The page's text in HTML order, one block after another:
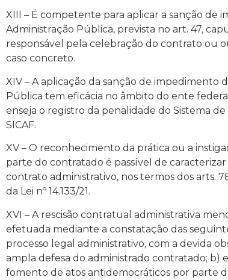
XIII – É competente para aplicar a sanção de
Administração Pública, prevista no art. 47,
responsável pela celebração do contrato ou
caso concreto.
XIV – A aplicação da sanção de impedimento
Pública tem eficácia no âmbito do ente
enseja o registro da penalidade do Sistema
SICAF.
XV – O reconhecimento da prática ou a
parte do contratado é passível de
contrato administrativo, nos termos dos arts.
da Lei nº 14.133/21.
XVI – A rescisão contratual administrativa
efetuada mediante a constatação das
processo legal administrativo, com a devida
ampla defesa do administrado contratado; b)
fomento de atos antidemocráticos por parte